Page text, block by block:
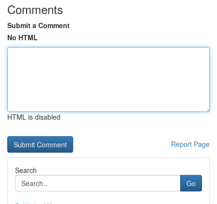
Comments
Submit a Comment
No HTML
HTML is disabled
Report Page
Search
Go